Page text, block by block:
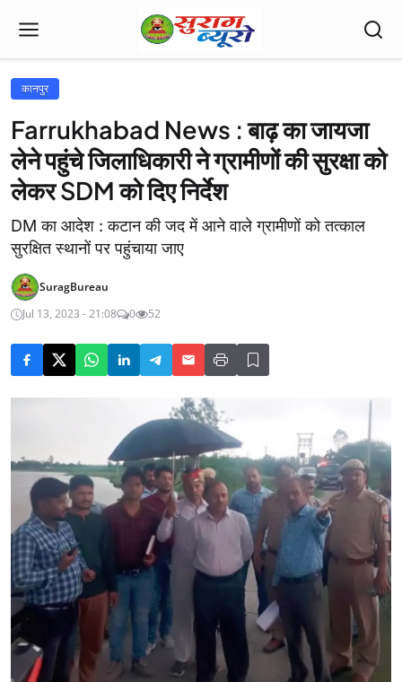
कानपुर
Farrukhabad News : बाढ़ का जायजा
लेने पहुंचे जिलाधिकारी ने ग्रामीणों की सुरक्षा को
लेकर SDM को दिए निर्देश
DM का आदेश : कटान की जद में आने वाले ग्रामीणों को तत्काल
सुरक्षित स्थानों पर पहुंचाया जाए
SuragBureau
Jul 13, 2023 - 21:08
0 52